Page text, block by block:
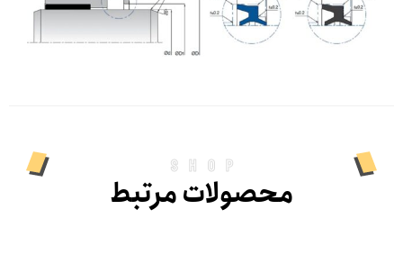
shop
محصولات مرتبط